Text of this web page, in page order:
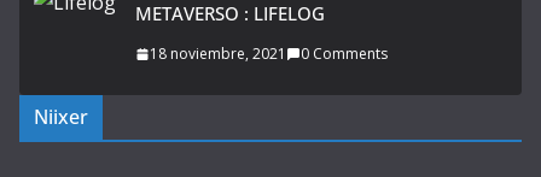
METAVERSO : LIFELOG
18 noviembre, 2021 0 Comments
Niixer